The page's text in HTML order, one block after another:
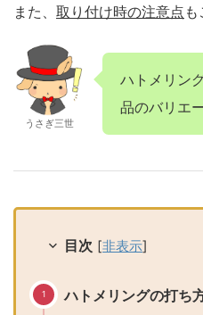
また、 取り付け時の注意点 も
うさぎ三世
ハトメリン
品のバリエ
目次 [非表示]
ハトメリングの打ち